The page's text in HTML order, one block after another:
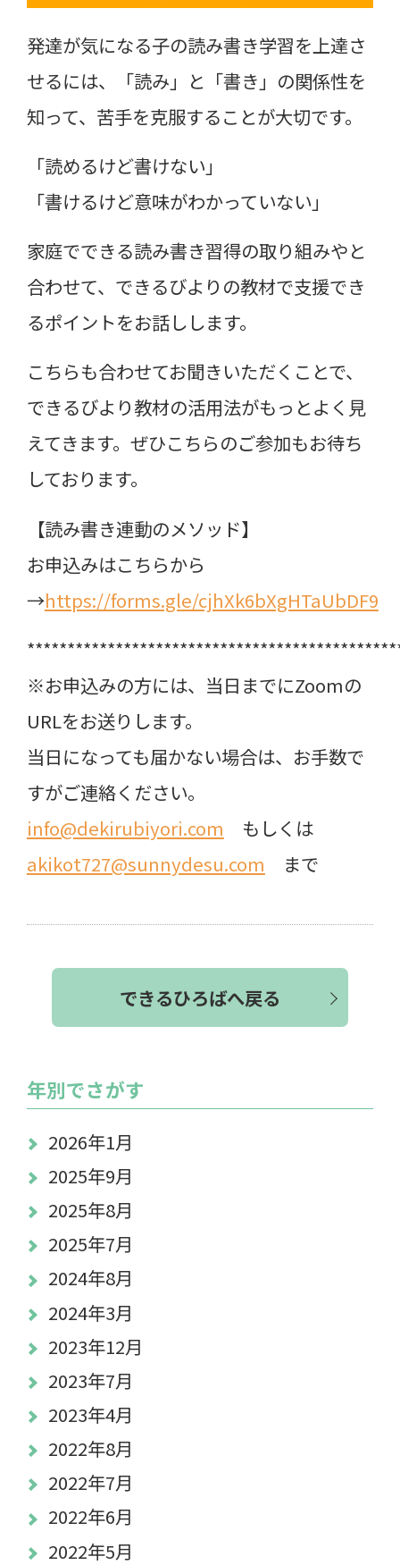
発達が気になる子の読み書き学習を上達さ
せるには、「読み」と「書き」の関係性を
知って、苦手を克服することが大切です。
「読めるけど書けない」
「書けるけど意味がわかっていない」
家庭でできる読み書き習得の取り組みやと
合わせて、できるびよりの教材で支援でき
るポイントをお話しします。
こちらも合わせてお聞きいただくことで、
できるびより教材の活用法がもっとよく見
えてきます。ぜひこちらのご参加もお待ち
しております。
【読み書き連動のメソッド】
お申込みはこちらから
→https://forms.gle/cjhXk6bXgHTaUbDF9
※お申込みの方には、当日までにZoomの
URLをお送りします。
当日になっても届かない場合は、お手数で
すがご連絡ください。
info@dekirubiyori.com もしくは
akikot727@sunnydesu.com まで
できるひろばへ戻る
年別でさがす
2026年1月
2025年9月
2025年8月
2025年7月
2024年8月
2024年3月
2023年12月
2023年7月
2023年4月
2022年8月
2022年7月
2022年6月
2022年5月